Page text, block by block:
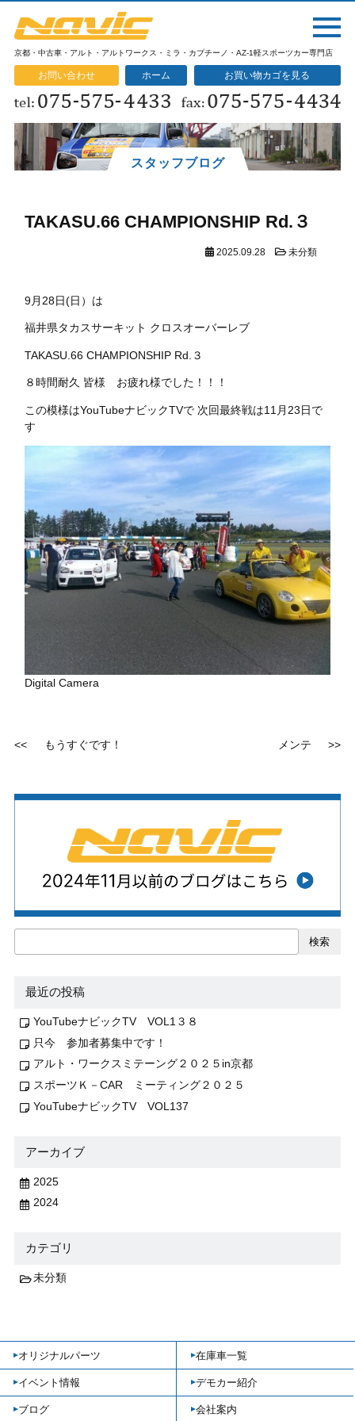
京都・中古車・アルト・アルトワークス・ミラ・カプチーノ・AZ-1軽スポーツカー専門店
お問い合わせ ホーム お買い物カゴを見る
スタッフブログ
TAKASU.66 CHAMPIONSHIP Rd.３
2025.09.28 未分類
9月28日(日）は
福井県タカスサーキット クロスオーバーレブ
TAKASU.66 CHAMPIONSHIP Rd.３
８時間耐久 皆様 お疲れ様でした！！！
この模様はYouTubeナビックTVで 次回最終戦は11月23日で
す
Digital Camera
メンテ >>
<< もうすぐです！
検索
最近の投稿
YouTubeナビックTV VOL1３８
只今 参加者募集中です！
アルト・ワークスミテーング２０２５in京都
スポーツＫ－CAR ミーティング２０２５
YouTubeナビックTV VOL137
アーカイブ
2025
2024
カテゴリ
未分類
オリジナルパーツ 在庫車一覧
イベント情報 デモカー紹介
ブログ 会社案内